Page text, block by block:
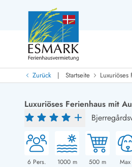
Last Minute
Last Minute
Neu bei uns!
Neue Ferienhäuser bei ESMARK
Neurenovierte Ferienhäuser
Ferienhäuser mit Endreinigung
Ferienhäuser dicht am Strand
Zurück | Startseite
Luxuriöses Ferienhaus mit
6Pers. 1000m 500 m